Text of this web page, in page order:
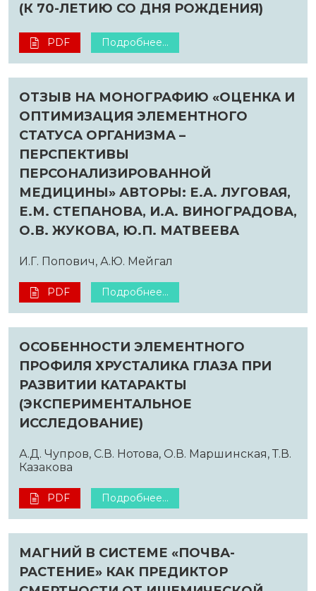
(К 70-ЛЕТИЮ СО ДНЯ РОЖДЕНИЯ)
PDF Подробнее...
ОТЗЫВ НА МОНОГРАФИЮ «ОЦЕНКА И
ОПТИМИЗАЦИЯ ЭЛЕМЕНТНОГО
СТАТУСА ОРГАНИЗМА –
ПЕРСПЕКТИВЫ
ПЕРСОНАЛИЗИРОВАННОЙ
МЕДИЦИНЫ» АВТОРЫ: Е.А. ЛУГОВАЯ,
Е.М. СТЕПАНОВА, И.А. ВИНОГРАДОВА,
О.В. ЖУКОВА, Ю.П. МАТВЕЕВА
И.Г. Попович, А.Ю. Мейгал
PDF Подробнее...
ОСОБЕННОСТИ ЭЛЕМЕНТНОГО
ПРОФИЛЯ ХРУСТАЛИКА ГЛАЗА ПРИ
РАЗВИТИИ КАТАРАКТЫ
(ЭКСПЕРИМЕНТАЛЬНОЕ
ИССЛЕДОВАНИЕ)
А.Д. Чупров, С.В. Нотова, О.В. Маршинская, Т.В.
Казакова
PDF Подробнее...
МАГНИЙ В СИСТЕМЕ «ПОЧВА-
РАСТЕНИЕ» КАК ПРЕДИКТОР